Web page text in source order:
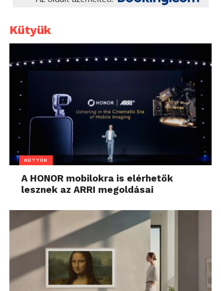
Kütyük
KÜTYÜK
A HONOR mobilokra is elérhetők
lesznek az ARRI megoldásai